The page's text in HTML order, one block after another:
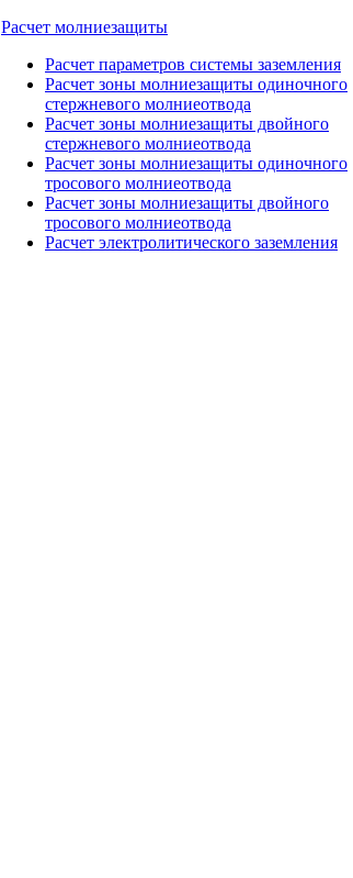
Расчет молниезащиты
Расчет параметров системы заземления
Расчет зоны молниезащиты одиночного
стержневого молниеотвода
Расчет зоны молниезащиты двойного
стержневого молниеотвода
Расчет зоны молниезащиты одиночного
тросового молниеотвода
Расчет зоны молниезащиты двойного
тросового молниеотвода
Расчет электролитического заземления